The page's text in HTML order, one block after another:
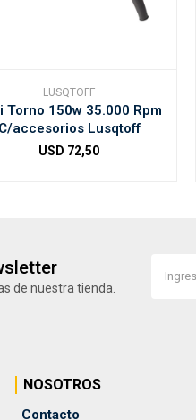
LUSQTOFF
Torno 150w 35.000 Rpm
C/accesorios Lusqtoff
USD 72,50
de nuestra tienda.
NOSOTROS
Contacto